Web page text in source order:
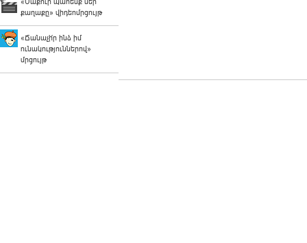
«Մաքուր պահենք մեր
քաղաքը» վիդեոմրցույթ
«Ճանաչի՛ր ինձ իմ
ունակություններով»
մրցույթ